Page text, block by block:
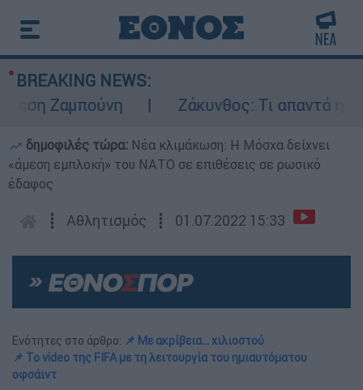
BREAKING NEWS:
Ζαμπούνη
Ζάκυνθος: Τι απαντά η ΕΛΑΣ
δημοφιλές τώρα: Νέα κλιμάκωση: Η Μόσχα δείχνει
«άμεση εμπλοκή» του ΝΑΤΟ σε επιθέσεις σε ρωσικό
έδαφος
┋ Αθλητισμός ┋ 01.07.2022 15:33
Ενότητες στο άρθρο: 📌 Με ακρίβεια... χιλιοστού
📌 Το video της FIFA με τη λειτουργία του ημιαυτόματου
οφσάιντ